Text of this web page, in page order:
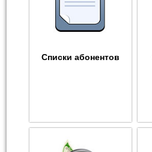
Списки абонентов